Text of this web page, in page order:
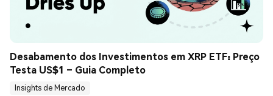
Desabamento dos Investimentos em XRP ETF: Preço
Testa US$1 – Guia Completo
Insights de Mercado